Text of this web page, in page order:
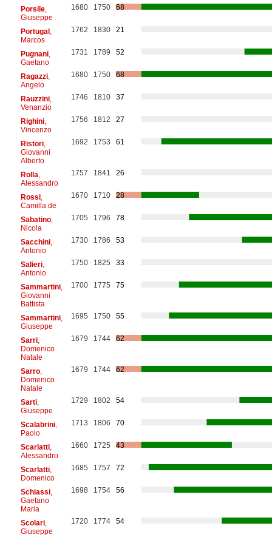
Porsile,
Giuseppe
1680 1750 68
Portugal,
Marcos
1762 1830 21
Pugnani,
Gaetano
1731 1789 52
Ragazzi,
Angelo
1680 1750 68
Rauzzini,
Venanzio
1746 1810 37
Righini,
Vincenzo
1756 1812 27
Ristori,
Giovanni
Alberto
1692 1753 61
Rolla
Alessandro
1757 1841 26
Rossi,
Camilla de
1670 1710 28
Sabatino,
Nicola
1705 1796 78
Sacchini,
Antonio
1730 1786 53
Salieri,
Antonio
1750 1825 33
Sammartini,
Giovanni
Battista
1700 1775 75
Sammartini,
Giuseppe
1695 1750 55
Sarri,
Domenico
Natale
1679 1744 62
Sarro,
Domenico
Natale
1679 1744 62
Sarti,
Giuseppe
1729 1802 54
Scalabrini,
Paolo
1713 1806 70
Scarlatti,
Alessandro
1660 1725 43
Scarlatti,
Domenico
1685 1757 72
Schiassi,
Gaetano
Maria
1698 1754 56
Scolari,
Giuseppe
1720 1774 54